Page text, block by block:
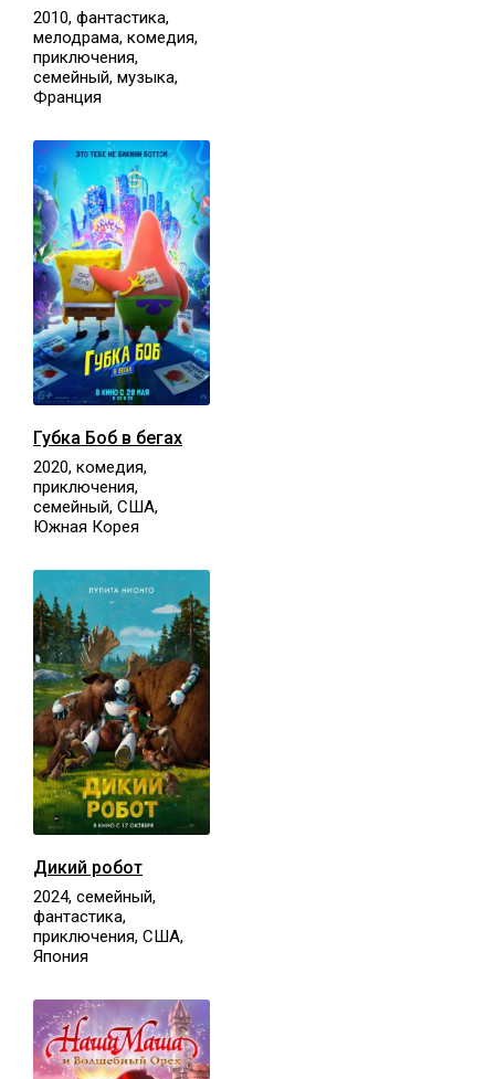
2010, фантастика,
мелодрама, комедия,
приключения,
семейный, музыка,
Франция
Губка Боб в бегах
2020, комедия,
приключения,
семейный, США,
Южная Корея
Дикий робот
2024, семейный,
фантастика,
приключения, США,
Япония